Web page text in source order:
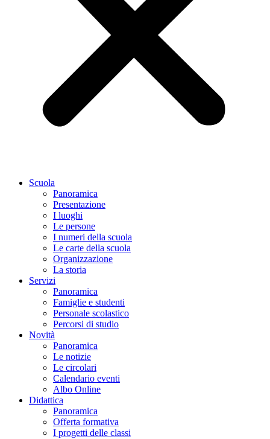
Scuola
Panoramica
Presentazione
I luoghi
Le persone
I numeri della scuola
Le carte della scuola
Organizzazione
La storia
Servizi
Panoramica
Famiglie e studenti
Personale scolastico
Percorsi di studio
Novità
Panoramica
Le notizie
Le circolari
Calendario eventi
Albo Online
Didattica
Panoramica
Offerta formativa
I progetti delle classi